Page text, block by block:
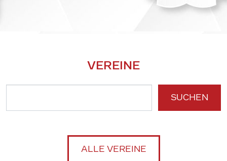
VEREINE
SUCHEN
ALLE VEREINE